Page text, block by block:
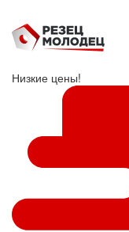
Низкие цены!